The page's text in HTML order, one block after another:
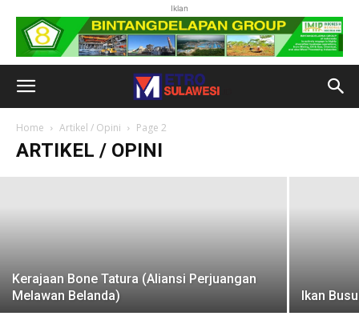
Iklan
Home Artikel / Opini Page 2
ARTIKEL / OPINI
Atas Nama Wabah
8 November 2021
Kerajaan Bone Tatura (Aliansi Perjuangan
Melawan Belanda)
Ikan